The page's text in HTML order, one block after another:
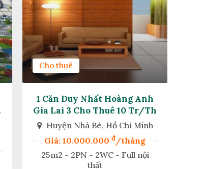
Cho thuê
1 Căn Duy Nhất Hoàng Anh
Gia Lai 3 Cho Thuê 10 Tr/th
Huyện Nhà Bè, Hồ Chí Minh
Giá: 10.000.000 đ/tháng
25m2 - 2PN - 2WC - Full nội
thất